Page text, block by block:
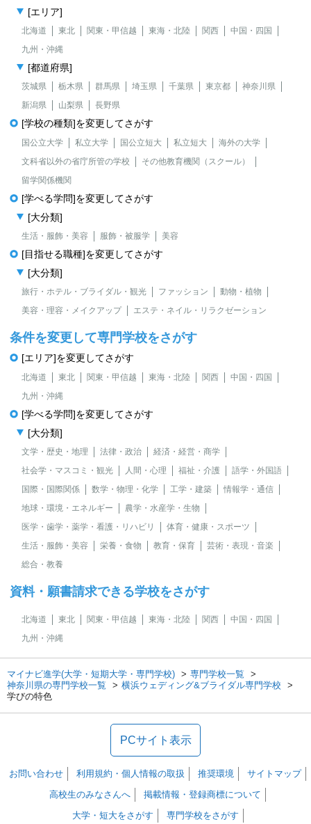
[エリア]
北海道 東北 関東・甲信越 東海・北陸 関西
中国・四国
九州・沖縄
[都道府県]
茨城県 栃木県 群馬県 埼玉県 千葉県 東京都
神奈川県
新潟県
山梨県 長野県
[学校の種類]を変更してさがす
国公立大学 私立大学 国公立短大 私立短大
海外の大学
文科省以外の省庁所管の学校
その他教育機関（スクール）
留学関係機関
[学べる学問]を変更してさがす
[大分類]
生活・服飾・美容 服飾・被服学 美容
[目指せる職種]を変更してさがす
[大分類]
旅行・ホテル・ブライダル・観光 ファッション
動物・植物
美容・理容・メイクアップ
エステ・ネイル・リラクゼーション
条件を変更して専門学校をさがす
[エリア]を変更してさがす
北海道 東北 関東・甲信越 東海・北陸 関西
中国・四国
九州・沖縄
[学べる学問]を変更してさがす
[大分類]
文学・歴史・地理 法律・政治
経済・経営・商学
社会学・マスコミ・観光
人間・心理 福祉・介護
語学・外国語
国際・国際関係
数学・物理・化学 工学・建築
情報学・通信
地球・環境・エネルギー
農学・水産学・生物
医学・歯学・薬学・看護・リハビリ
体育・健康・スポーツ
生活・服飾・美容
栄養・食物 教育・保育
芸術・表現・音楽
総合・教養
資料・願書請求できる学校をさがす
北海道 東北 関東・甲信越 東海・北陸 関西
中国・四国
九州・沖縄
マイナビ進学(大学・短期大学・専門学校)
専門学校一覧
神奈川県の専門学校一覧
横浜ウェディング&ブライダル専門学校
学びの特色
PCサイト表示
お問い合わせ 利用規約・個人情報の取扱 推奨環境
サイトマップ
高校生のみなさんへ
掲載情報・登録商標について
大学・短大をさがす
専門学校をさがす